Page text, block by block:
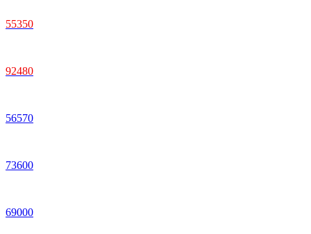
55350
92480
56570
73600
69000